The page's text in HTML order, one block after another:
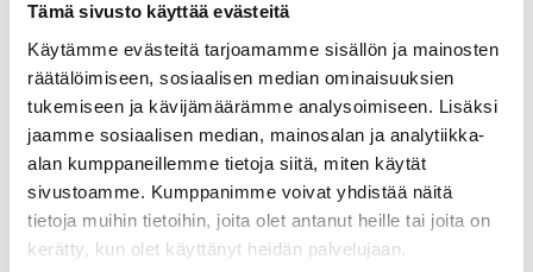
Tämä sivusto käyttää evästeitä
Käytämme evästeitä tarjoamamme sisällön ja mainosten
räätälöimiseen, sosiaalisen median ominaisuuksien
tukemiseen ja kävijämäärämme analysoimiseen. Lisäksi
jaamme sosiaalisen median, mainosalan ja analytiikka-
alan kumppaneillemme tietoja siitä, miten käytät
sivustoamme. Kumppanimme voivat yhdistää näitä
tietoja muihin tietoihin, joita olet antanut heille tai joita on
kerätty, kun olet käyttänyt heidän palvelujaan.
suuresta valikoista löytyy myös tekstiiili- ja höyrypesureita
sekä työkaluja.
Vuokraa kätevästi verkossa ja nouda varaus
noutopisteeltä. Kaaren noutopiste sijaitsee 1. kerroksessa
Laulukujan sisäänkäynnnin vieressä, Picnicin lähettyvillä.